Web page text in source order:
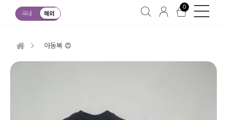
국내 해외
0
아동복